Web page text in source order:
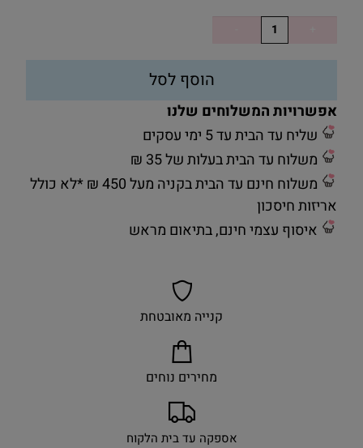
הוסף לסל
אפשרויות המשלוחים שלנו
שליח עד הבית עד 5 ימי עסקים
משלוח עד הבית בעלות של 35 ₪
משלוח חינם עד הבית בקניה מעל 450 ₪ *לא כולל
אריזות חיסכון
איסוף עצמי חינם, בתיאום מראש
קנייה מאובטחת
מחירים נוחים
אספקה עד בית הלקוח